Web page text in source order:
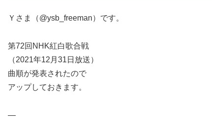
Ｙさま（@ysb_freeman）です。
第72回NHK紅白歌合戦
（2021年12月31日放送）
曲順が発表されたので
アップしておきます。
—